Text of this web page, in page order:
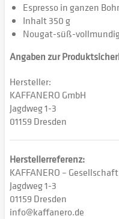
Espresso in ganzen
Inhalt 350 g
Nougat-süß-
Angaben zur
Hersteller:
KAFFANERO GmbH
Jagdweg 1-3
01159 Dresden
Herstellerreferenz:
KAFFANERO –
Jagdweg 1-3
01159 Dresden
info@kaffanero.de